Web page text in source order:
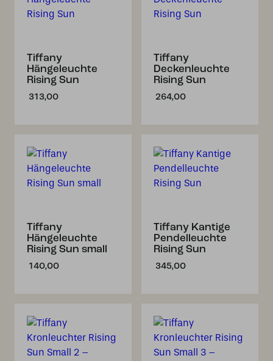
Tiffany
Hängeleuchte
Rising Sun
313,00
Tiffany
Deckenleuchte
Rising Sun
264,00
Tiffany
Hängeleuchte
Rising Sun small
140,00
Tiffany Kantige
Pendelleuchte
Rising Sun
345,00